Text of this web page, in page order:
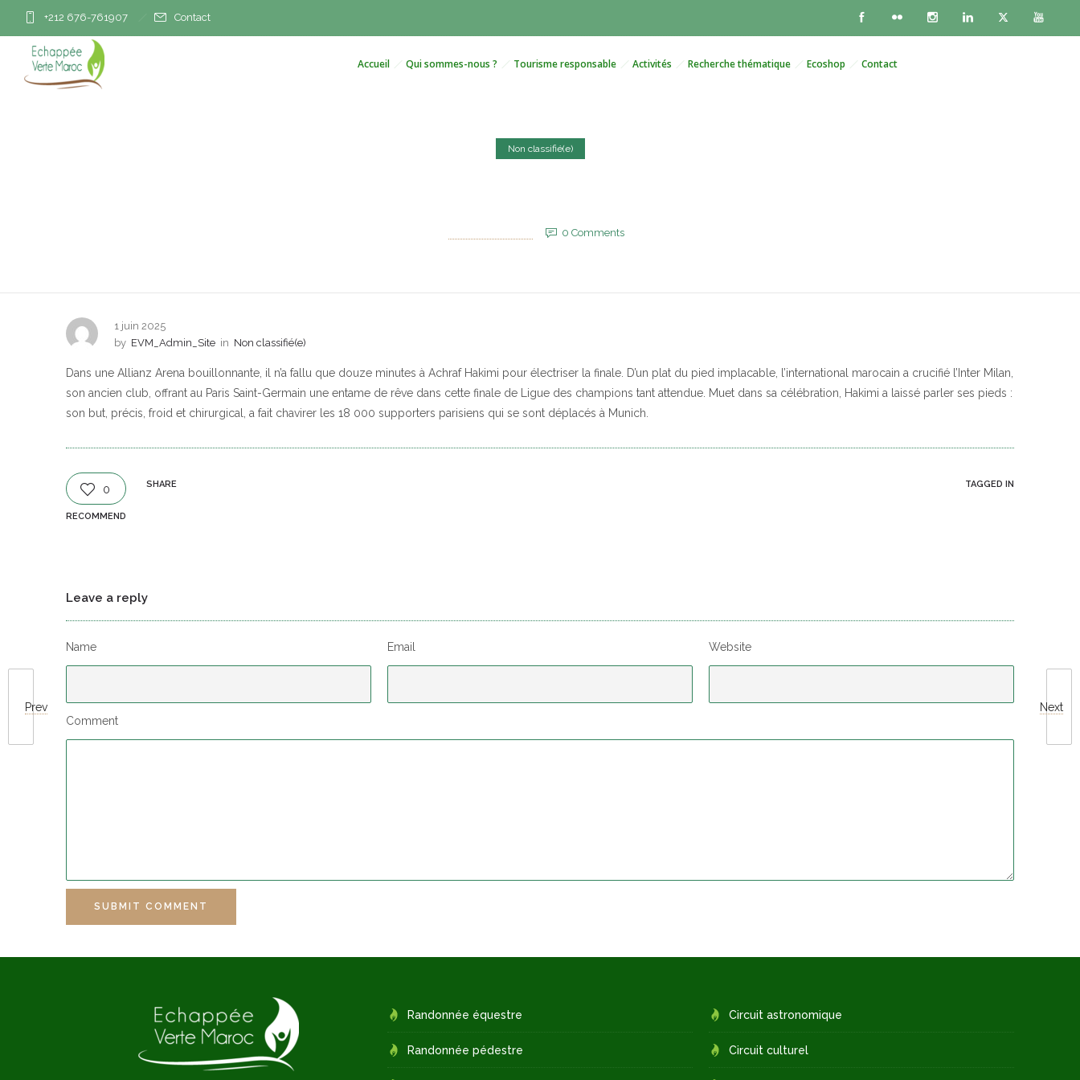
+212 676-761907 Contact
Accueil Qui sommes-nous ? Tourisme responsable Activités Recherche thématique Ecoshop Contact
Non classifié(e)
0 Comments
Prev Next
1 juin 2025
by EVM_Admin_Site in Non classifié(e)
Dans une Allianz Arena bouillonnante, il n’a fallu que douze minutes à Achraf Hakimi pour électriser la finale. D’un plat du pied implacable, l’international marocain a crucifié l’Inter Milan,
son ancien club, offrant au Paris Saint-Germain une entame de rêve dans cette finale de Ligue des champions tant attendue. Muet dans sa célébration, Hakimi a laissé parler ses pieds :
son but, précis, froid et chirurgical, a fait chavirer les 18 000 supporters parisiens qui se sont déplacés à Munich.
0
RECOMMEND
SHARE TAGGED IN
Leave a reply
Name Email Website
Comment
SUBMIT COMMENT
Randonnée équestre
Randonnée pédestre
Circuit astronomique
Circuit culturel